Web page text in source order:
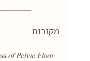
מקורות
of Pelvic Floor